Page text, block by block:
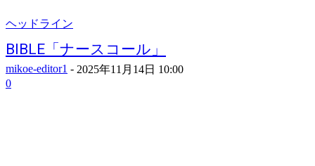
ヘッドライン
BIBLE「ナースコール」
mikoe-editor1 - 2025年11月14日 10:00
0